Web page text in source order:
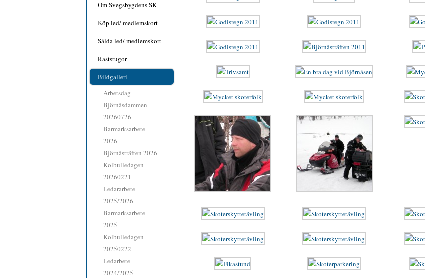
Om Svegsbygdens SK
Köp led/ medlemskort
Sålda led/ medlemskort
Raststugor
Bildgalleri
Arbetsdag
Björnåsdammen
20260726
Barmarksarbete
2026
Björnåsträffen 2026
Kolbulledagen
20260221
Ledararbete
2025/2026
Barmarksarbete
2025
Kolbulledagen
20250222
Ledarbete
2024/2025